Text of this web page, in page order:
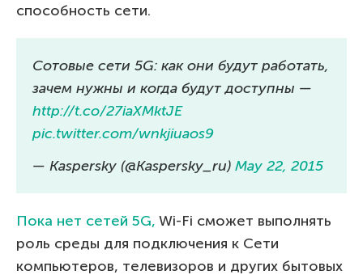
способность сети.
Сотовые сети 5G: как они будут работать,
зачем нужны и когда будут доступны —
http://t.co/27iaXMktJE
pic.twitter.com/wnkjiuaos9
— Kaspersky (@Kaspersky_ru) May 22, 2015
Пока нет сетей 5G, Wi-Fi сможет выполнять
роль среды для подключения к Сети
компьютеров, телевизоров и других бытовых